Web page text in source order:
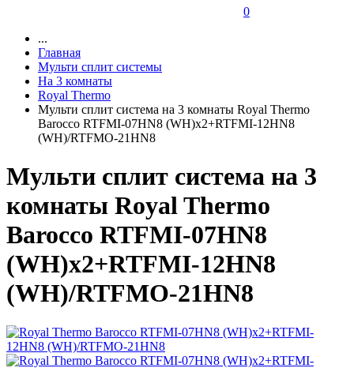
0
...
Главная
Мульти сплит системы
На 3 комнаты
Royal Thermo
Мульти сплит система на 3 комнаты Royal Thermo
Barocco RTFMI-07HN8 (WH)х2+RTFMI-12HN8
(WH)/RTFMO-21HN8
Мульти сплит система на 3
комнаты Royal Thermo
Barocco RTFMI-07HN8
(WH)х2+RTFMI-12HN8
(WH)/RTFMO-21HN8